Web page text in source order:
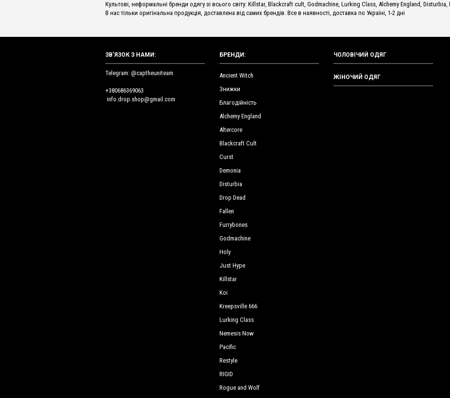
Культові, неформальні бренди одягу зі всього світу: Killstar, Blackcraft cult, Godmachine, Lurking Class, Alchemy England, Disturbia,
В нас тільки оригінальна продукція, доставлена від самих брендів. Все в наявності, доставка по Україні, 1-2 дні
ЗВ’ЯЗОК З НАМИ:
Telegram: @captheuniteam
+380686369063
info.drop.shop@gmail.com
БРЕНДИ:
Ancient Witch
Знижки
Благодійність
Alchemy England
Altercore
Blackcraft Cult
Curst
Demonia
Disturbia
Drop Dead
Fallen
Furrybones
Godmachine
Holy
Just Hype
Killstar
Koi
Kreepsville 666
Lurking Сlass
Nemesis Now
Pacific
Restyle
RIGID
Rogue and Wolf
ЧОЛОВІЧИЙ ОДЯГ
ЖІНОЧИЙ ОДЯГ